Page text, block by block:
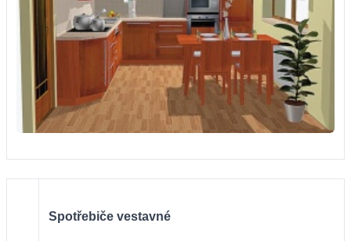
Spotřebiče vestavné